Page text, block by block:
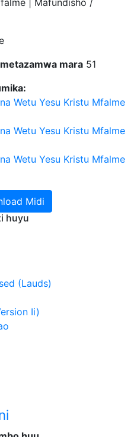
| Mafundisho /
mara 51
Wetu Yesu Kristu Mfalme
Wetu Yesu Kristu Mfalme
Wetu Yesu Kristu Mfalme
Midi
huyu
(Lauds)
Ii)